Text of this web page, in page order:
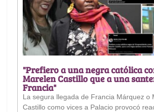
"Prefiero a una negra católica
Marelen Castillo que a una
Francia"
La segura llegada de Francia Márquez o
Castillo como vices a Palacio provocó